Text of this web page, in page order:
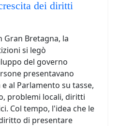
dei diritti
Bretagna, la
si legò
del governo
presentavano
al Parlamento su tasse,
problemi locali, diritti
Col tempo, l'idea che le
di presentare